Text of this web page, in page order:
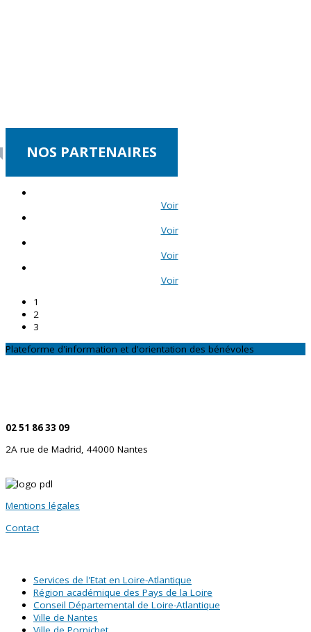
NOS PARTENAIRES
Voir
Voir
Voir
Voir
1
2
3
Plateforme d'information et d'orientation des bénévoles
02 51 86 33 09
2A rue de Madrid, 44000 Nantes
Mentions légales
Contact
Services de l'Etat en Loire-Atlantique
Région académique des Pays de la Loire
Conseil Départemental de Loire-Atlantique
Ville de Nantes